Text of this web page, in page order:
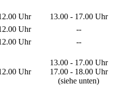
Uhr
13.00 - 17.00 Uhr
Uhr
--
Uhr --
Uhr
13.00 - 17.00 Uhr
17.00 - 18.00 Uhr
(siehe unten)